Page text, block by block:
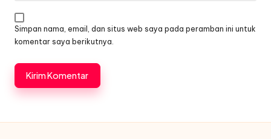
Simpan nama, email, dan situs web saya pada peramban ini untuk
komentar saya berikutnya.